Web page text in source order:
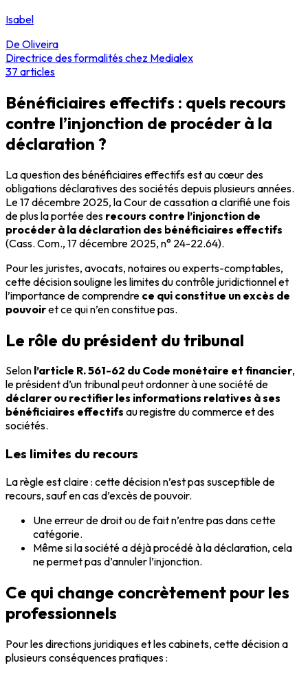
Isabel
De Oliveira
Directrice des formalités chez Medialex
37 articles
Bénéficiaires effectifs : quels recours
contre l’injonction de procéder à la
déclaration ?
La question des bénéficiaires effectifs est au cœur des
obligations déclaratives des sociétés depuis plusieurs années.
Le 17 décembre 2025, la Cour de cassation a clarifié une fois
de plus la portée des recours contre l’injonction de
procéder à la déclaration des bénéficiaires effectifs
(Cass. Com., 17 décembre 2025, n° 24-22.64).
Pour les juristes, avocats, notaires ou experts-comptables,
cette décision souligne les limites du contrôle juridictionnel et
l’importance de comprendre ce qui constitue un excès de
pouvoiret ce qui n’en constitue pas.
Le rôle du président du tribunal
Selon l’article R. 561-62 du Code monétaire et financier,
le président d’un tribunal peut ordonner à une société de
déclarer ou rectifier les informations relatives à ses
bénéficiaires effectifs au registre du commerce et des
sociétés.
Les limites du recours
La règle est claire : cette décision n’est pas susceptible de
recours, sauf en cas d’excès de pouvoir.
Une erreur de droit ou de fait n’entre pas dans cette
catégorie.
Même si la société a déjà procédé à la déclaration, cela
ne permet pas d’annuler l’injonction.
Ce qui change concrètement pour les
professionnels
Pour les directions juridiques et les cabinets, cette décision a
plusieurs conséquences pratiques :